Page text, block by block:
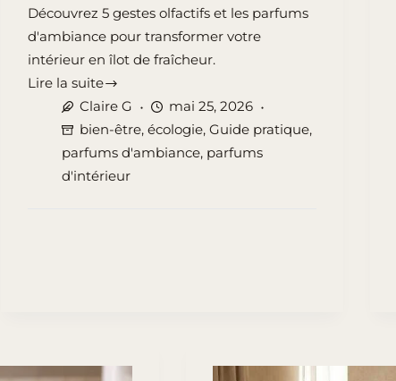
Découvrez 5 gestes olfactifs et les parfums
d'ambiance pour transformer votre
intérieur en îlot de fraîcheur.
Lire la suite
Comment
rafraîchir
pièce
naturellement
Claire G
mai 25, 2026
bien-être, écologie, Guide pratique,
parfums d'ambiance, parfums
d'intérieur